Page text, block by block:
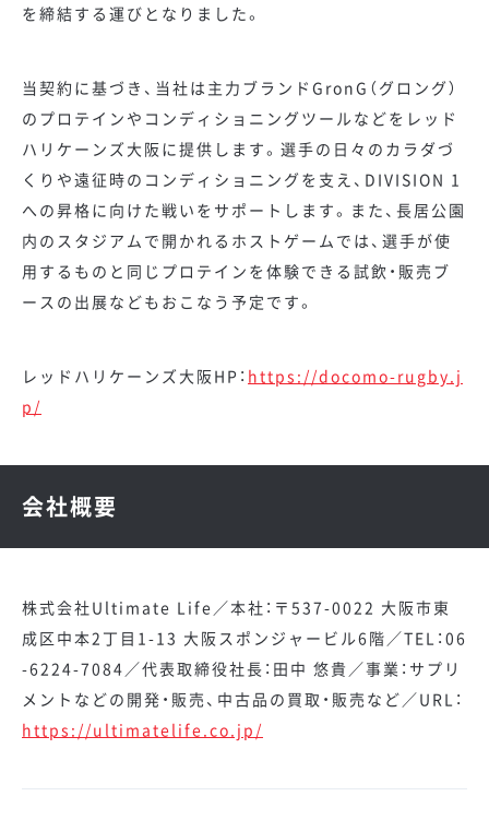
を締結する運びとなりました。
当契約に基づき、当社は主力ブランドGronG（グロング）
のプロテインやコンディショニングツールなどをレッド
ハリケーンズ大阪に提供します。選手の日々のカラダづ
くりや遠征時のコンディショニングを支え、DIVISION 1
への昇格に向けた戦いをサポートします。また、長居公園
内のスタジアムで開かれるホストゲームでは、選手が使
用するものと同じプロテインを体験できる試飲・販売ブ
ースの出展などもおこなう予定です。
レッドハリケーンズ大阪HP： https://docomo-rugby.j
p/
会社概要
株式会社Ultimate Life／本社：〒537-0022 大阪市東
成区中本2丁目1-13 大阪スポンジャービル6階／TEL：06
-6224-7084／代表取締役社長：田中 悠貴／事業：サプリ
メントなどの開発・販売、中古品の買取・販売など／URL：
https://ultimatelife.co.jp/